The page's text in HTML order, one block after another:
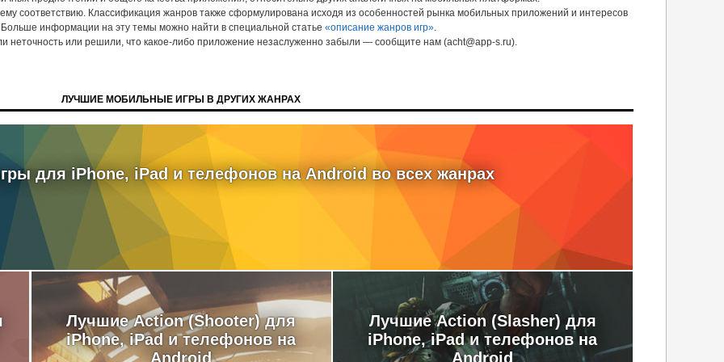
соответствию. Классификация жанров также сформулирована исходя из особенностей рынка мобильных приложений и интересов
информации на эту темы можно найти в специальной статье «описание жанров игр».
неточность или решили, что какое-либо приложение незаслуженно забыли — сообщите нам (acht@app-s.ru).
ЛУЧШИЕ МОБИЛЬНЫЕ ИГРЫ В ДРУГИХ ЖАНРАХ
для iPhone, iPad и телефонов на Android во всех жанрах
Лучшие Action (Shooter) для
iPhone, iPad и телефонов на
Android
Лучшие Action (Slasher) для
iPhone, iPad и телефонов на
Android